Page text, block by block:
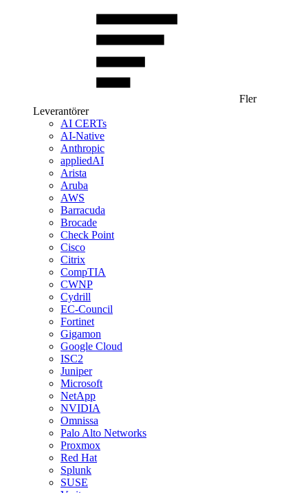
Fler
Leverantörer
AI CERTs
AI-Native
Anthropic
appliedAI
Arista
Aruba
AWS
Barracuda
Brocade
Check Point
Cisco
Citrix
CompTIA
CWNP
Cydrill
EC-Council
Fortinet
Gigamon
Google Cloud
ISC2
Juniper
Microsoft
NetApp
NVIDIA
Omnissa
Palo Alto Networks
Proxmox
Red Hat
Splunk
SUSE